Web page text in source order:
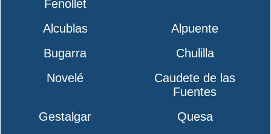
Fenollet
Alcublas
Alpuente
Bugarra
Chulilla
Novelé
Caudete de las
Fuentes
Gestalgar
Quesa